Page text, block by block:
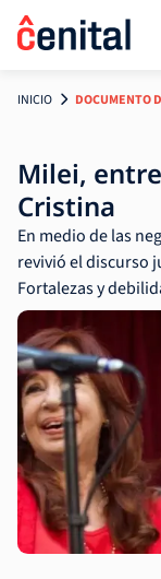
INICIO DOCUMENTO
Milei,
Cristina
En medio de las
revivió el discurso
Fortalezas y